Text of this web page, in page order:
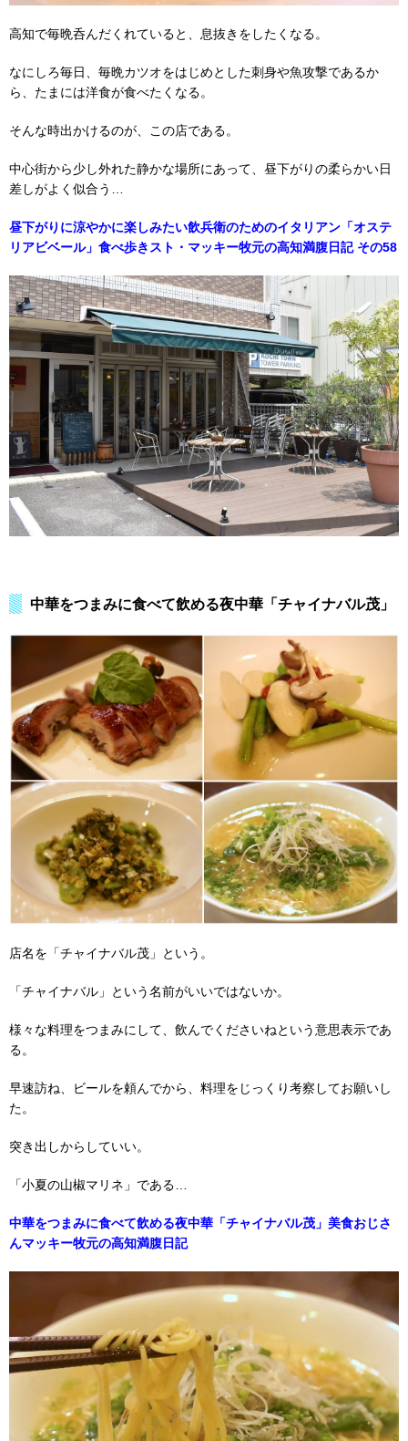
高知で毎晩呑んだくれていると、息抜きをしたくなる。
なにしろ毎日、毎晩カツオをはじめとした刺身や魚攻撃であるか
ら、たまには洋食が食べたくなる。
そんな時出かけるのが、この店である。
中心街から少し外れた静かな場所にあって、昼下がりの柔らかい日
差しがよく似合う…
昼下がりに涼やかに楽しみたい飲兵衛のためのイタリアン「オステ
リアビベール」食べ歩きスト・マッキー牧元の高知満腹日記 その58
中華をつまみに食べて飲める夜中華「チャイナバル茂」
店名を「チャイナバル茂」という。
「チャイナバル」という名前がいいではないか。
様々な料理をつまみにして、飲んでくださいねという意思表示であ
る。
早速訪ね、ビールを頼んでから、料理をじっくり考察してお願いし
た。
突き出しからしていい。
「小夏の山椒マリネ」である…
中華をつまみに食べて飲める夜中華「チャイナバル茂」美食おじさ
んマッキー牧元の高知満腹日記